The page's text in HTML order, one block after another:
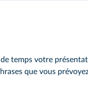
temps votre
que vous